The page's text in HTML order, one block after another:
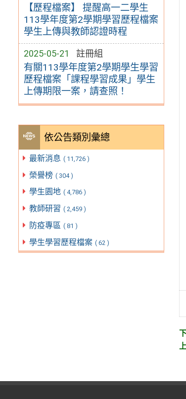
【歷程檔案】 提醒高一二學生
113學年度第2學期學習歷程檔案
學生上傳與教師認證時程
2025-05-21 註冊組
有關113學年度第2學期學生學習
歷程檔案「課程學習成果」學生
上傳期限一案，請查照！
依公告類別彙總
最新消息 ( 11,726 )
榮譽榜 ( 304 )
學生園地 ( 4,786 )
教師研習 ( 2,459 )
防疫專區 ( 81 )
學生學習歷程檔案 ( 62 )